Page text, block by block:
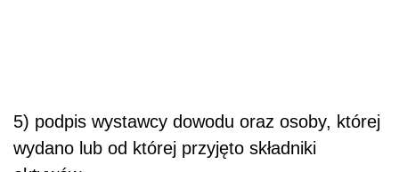
5) podpis wystawcy dowodu oraz osoby, której
wydano lub od której przyjęto składniki